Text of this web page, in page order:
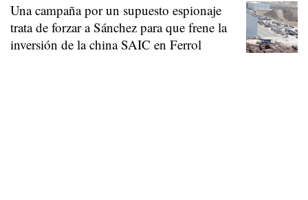
Una campaña por un supuesto espionaje
trata de forzar a Sánchez para que frene la
inversión de la china SAIC en Ferrol